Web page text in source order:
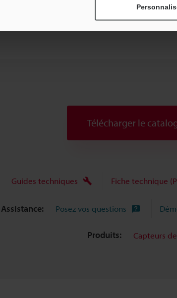
Fiche technique (PDF)
Télécharger le
Guides techniques Fiche technique
Assistance: Posez vos questions
Produits: Capteurs